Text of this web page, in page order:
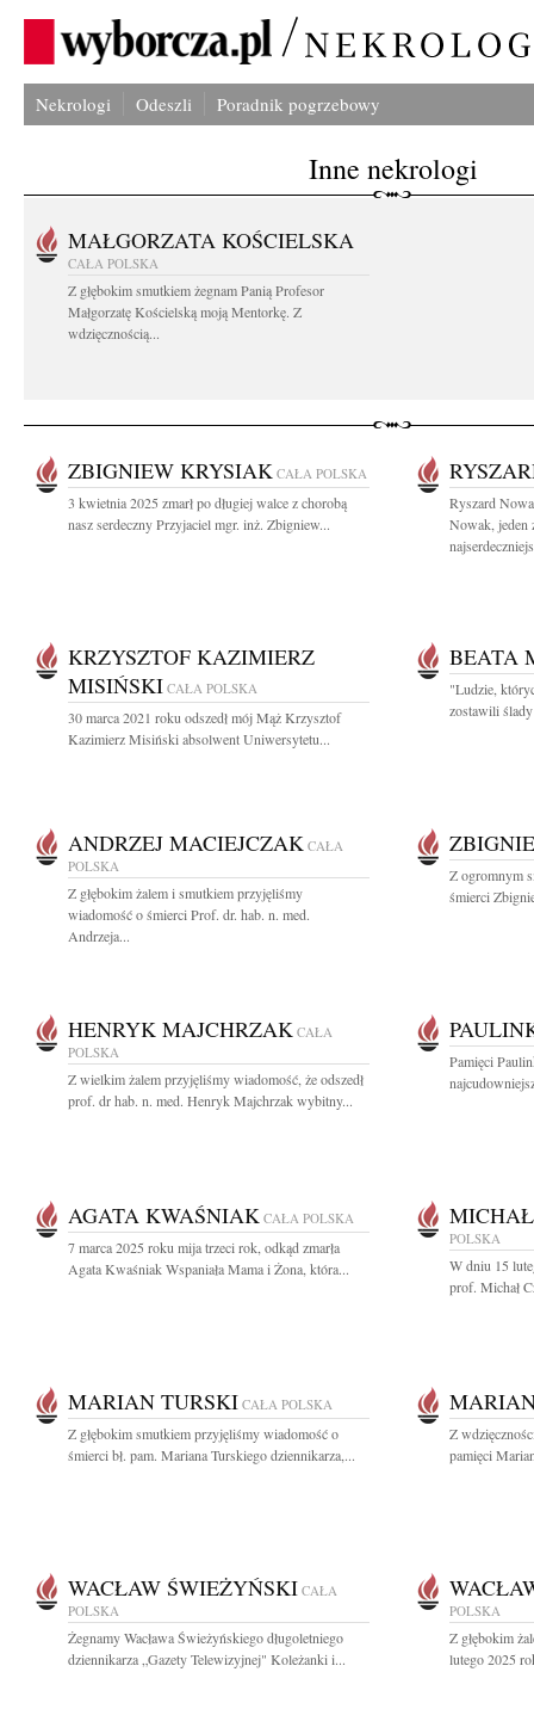
Nekrologi Odeszli Poradnik pogrzebowy
Inne nekrologi
MAŁGORZATA KOŚCIELSKA
CAŁA POLSKA
Z głębokim smutkiem żegnam Panią Profesor
Małgorzatę Kościelską moją Mentorkę. Z
wdzięcznością...
ZBIGNIEW KRYSIAK CAŁA POLSKA
3 kwietnia 2025 zmarł po długiej walce z chorobą
nasz serdeczny Przyjaciel mgr. inż. Zbigniew...
Ryszard
Nowak, jeden
KRZYSZTOF KAZIMIERZ
MISIŃSKI CAŁA POLSKA
30 marca 2021 roku odszedł mój Mąż Krzysztof
Kazimierz Misiński absolwent Uniwersytetu...
BEATA
"Ludzie,
zostawili
ANDRZEJ MACIEJCZAK CAŁA
POLSKA
Z głębokim żalem i smutkiem przyjęliśmy
wiadomość o śmierci Prof. dr. hab. n. med.
Andrzeja...
Z ogromnym
śmierci
HENRYK MAJCHRZAK CAŁA
POLSKA
Z wielkim żalem przyjęliśmy wiadomość, że odszedł
prof. dr hab. n. med. Henryk Majchrzak wybitny...
Pamięci
AGATA KWAŚNIAK CAŁA POLSKA
7 marca 2025 roku mija trzeci rok, odkąd zmarła
Agata Kwaśniak Wspaniała Mama i Żona, która...
POLSKA
W dniu 15
prof. Michał
MARIAN TURSKI CAŁA POLSKA
Z głębokim smutkiem przyjęliśmy wiadomość o
śmierci bł. pam. Mariana Turskiego dziennikarza,...
Z
pamięci
WACŁAW ŚWIEŻYŃSKI CAŁA
POLSKA
Żegnamy Wacława Świeżyńskiego długoletniego
dziennikarza „Gazety Telewizyjnej" Koleżanki i...
POLSKA
Z głębokim
lutego 2025